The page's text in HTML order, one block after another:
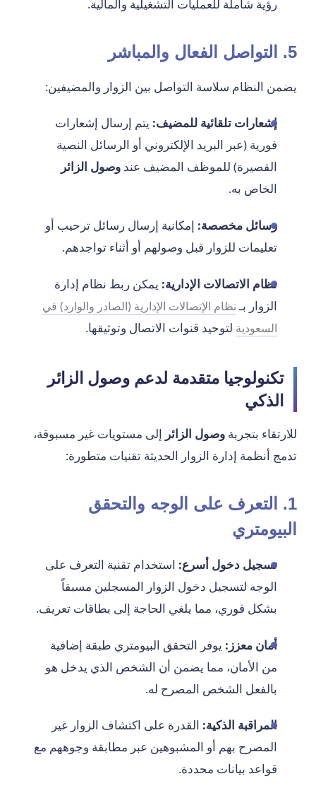
رؤية شاملة للعمليات التشغيلية والمالية.
5. التواصل الفعال والمباشر
يضمن النظام سلاسة التواصل بين الزوار والمضيفين:
إشعارات تلقائية للمضيف: يتم إرسال إشعارات
فورية (عبر البريد الإلكتروني أو الرسائل النصية
القصيرة) للموظف المضيف عندوصول الزائر
الخاص به.
رسائل مخصصة: إمكانية إرسال رسائل ترحيب أو
تعليمات للزوار قبل وصولهم أو أثناء تواجدهم.
نظام الاتصالات الإدارية: يمكن ربط نظام إدارة
الزوار بـنظام الإتصالات الإدارية (الصادر والوارد) في
السعودية لتوحيد قنوات الاتصال وتوثيقها.
تكنولوجيا متقدمة لدعم وصول الزائر
الذكي
للارتقاء بتجربة وصول الزائر إلى مستويات غير مسبوقة،
تدمج أنظمة إدارة الزوار الحديثة تقنيات متطورة:
1. التعرف على الوجه والتحقق
البيومتري
تسجيل دخول أسرع: استخدام تقنية التعرف على
الوجه لتسجيل دخول الزوار المسجلين مسبقاً
بشكل فوري، مما يلغي الحاجة إلى بطاقات تعريف.
أمان معزز: يوفر التحقق البيومتري طبقة إضافية
من الأمان، مما يضمن أن الشخص الذي يدخل هو
بالفعل الشخص المصرح له.
المراقبة الذكية: القدرة على اكتشاف الزوار غير
المصرح بهم أو المشبوهين عبر مطابقة وجوههم مع
قواعد بيانات محددة.